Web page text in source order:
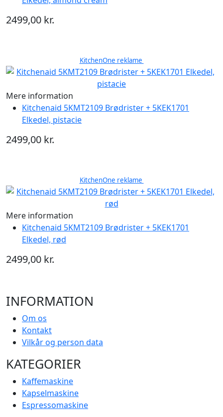
2499,00 kr.
KitchenOne reklame
Mere information
Kitchenaid 5KMT2109 Brødrister + 5KEK1701
Elkedel, pistacie
2499,00 kr.
KitchenOne reklame
Mere information
Kitchenaid 5KMT2109 Brødrister + 5KEK1701
Elkedel, rød
2499,00 kr.
INFORMATION
Om os
Kontakt
Vilkår og person data
KATEGORIER
Kaffemaskine
Kapselmaskine
Espressomaskine